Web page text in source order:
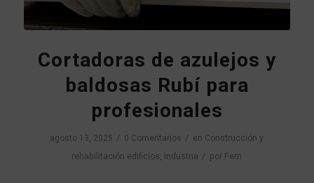
Cortadoras de azulejos y
baldosas Rubí para
profesionales
agosto 13, 2025 / 0 Comentarios / en Construcción y
rehabilitación edificios, Industria / por Ferri